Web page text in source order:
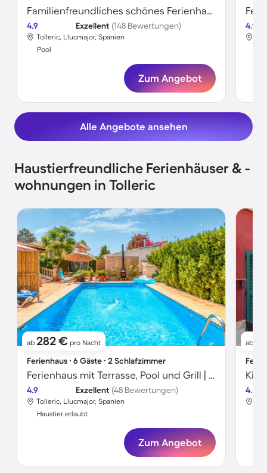
Familienfreundliches schönes Ferienhaus mit Grill, Terrasse und Garten
4.9 Exzellent (148 Bewertungen)
Tolleric, Llucmajor, Spanien
Pool
Zum Angebot
4.9
Alle Angebote ansehen
Haustierfreundliche Ferienhäuser & -
wohnungen in Tolleric
ab 282 € pro Nacht
Ferienhaus ∙ 6 Gäste ∙ 2 Schlafzimmer
Ferienhaus mit Terrasse, Pool und Grill | Gartenblick
4.9 Exzellent (48 Bewertungen)
Tolleric, Llucmajor, Spanien
Haustier erlaubt
Zum Angebot
ab
4.2